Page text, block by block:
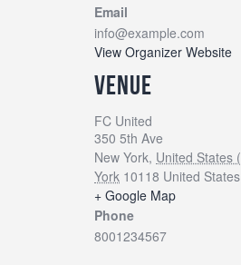
Email
info@example.com
View Organizer Website
VENUE
FC United
350 5th Ave
New York, United States
York 10118 United States
+ Google Map
Phone
8001234567